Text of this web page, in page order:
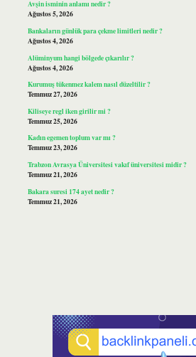
Avşin isminin anlamı nedir ?
Ağustos 5, 2026
Bankaların günlük para çekme limitleri nedir ?
Ağustos 4, 2026
Alüminyum hangi bölgede çıkarılır ?
Ağustos 4, 2026
Kurumuş tükenmez kalem nasıl düzeltilir ?
Temmuz 27, 2026
Kiliseye regl iken girilir mi ?
Temmuz 25, 2026
Kadın egemen toplum var mı ?
Temmuz 23, 2026
Trabzon Avrasya Üniversitesi vakıf üniversitesi midir ?
Temmuz 21, 2026
Bakara suresi 174 ayet nedir ?
Temmuz 21, 2026